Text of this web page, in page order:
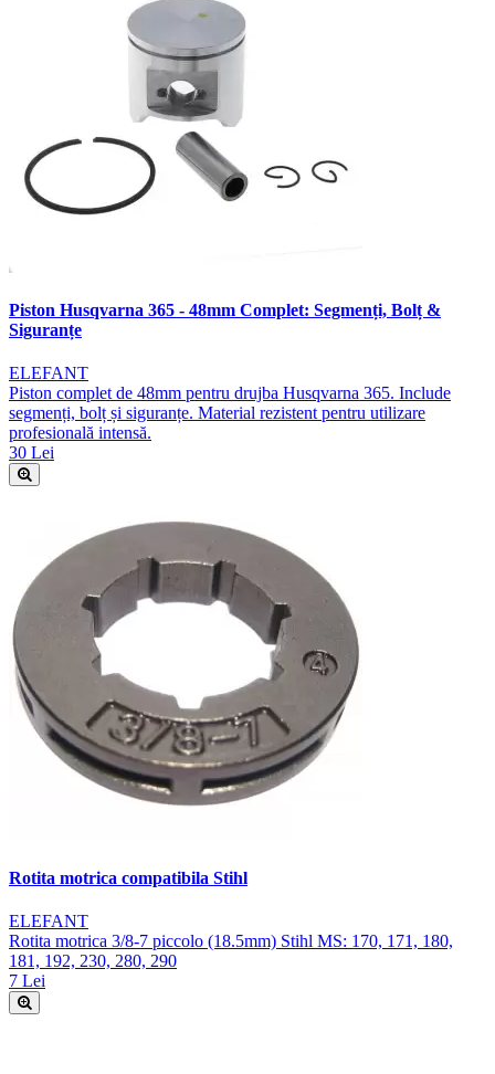
Piston Husqvarna 365 - 48mm Complet: Segmenți, Bolț &
Siguranțe
ELEFANT
Piston complet de 48mm pentru drujba Husqvarna 365. Include
segmenți, bolț și siguranțe. Material rezistent pentru utilizare
profesională intensă.
30 Lei
Rotita motrica compatibila Stihl
ELEFANT
Rotita motrica 3/8-7 piccolo (18.5mm) Stihl MS: 170, 171, 180,
181, 192, 230, 280, 290
7 Lei